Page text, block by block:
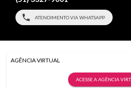
ATENDIMENTO VIA WHATSAPP
AGÊNCIA VIRTUAL
ACESSE A AGÊNCIA